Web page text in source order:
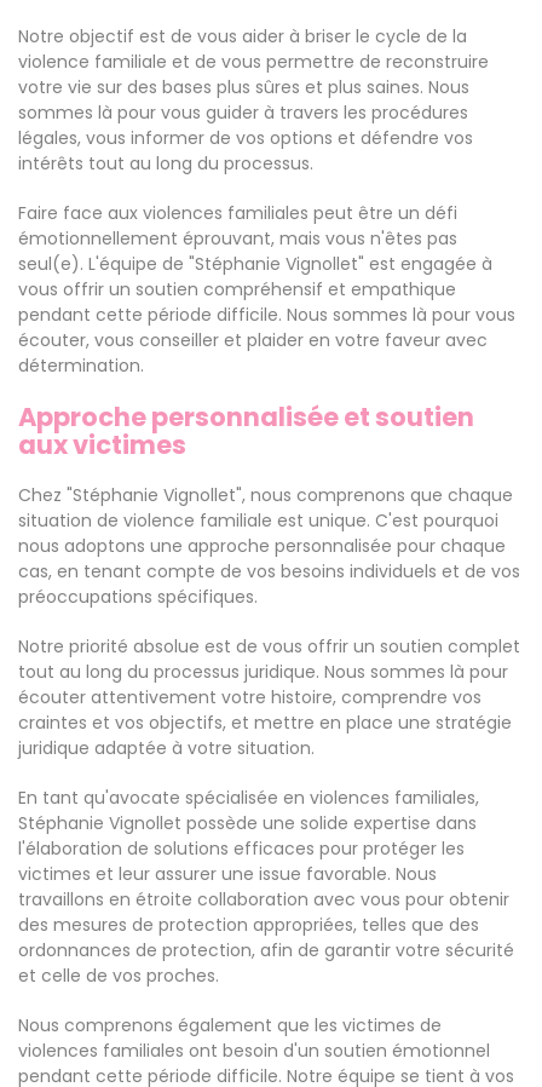
Notre objectif est de vous aider à briser le cycle de la
violence familiale et de vous permettre de reconstruire
votre vie sur des bases plus sûres et plus saines. Nous
sommes là pour vous guider à travers les procédures
légales, vous informer de vos options et défendre vos
intérêts tout au long du processus.
Faire face aux violences familiales peut être un défi
émotionnellement éprouvant, mais vous n'êtes pas
seul(e). L'équipe de "Stéphanie Vignollet" est engagée à
vous offrir un soutien compréhensif et empathique
pendant cette période difficile. Nous sommes là pour vous
écouter, vous conseiller et plaider en votre faveur avec
détermination.
Approche personnalisée et soutien
aux victimes
Chez "Stéphanie Vignollet", nous comprenons que chaque
situation de violence familiale est unique. C'est pourquoi
nous adoptons une approche personnalisée pour chaque
cas, en tenant compte de vos besoins individuels et de vos
préoccupations spécifiques.
Notre priorité absolue est de vous offrir un soutien complet
tout au long du processus juridique. Nous sommes là pour
écouter attentivement votre histoire, comprendre vos
craintes et vos objectifs, et mettre en place une stratégie
juridique adaptée à votre situation.
En tant qu'avocate spécialisée en violences familiales,
Stéphanie Vignollet possède une solide expertise dans
l'élaboration de solutions efficaces pour protéger les
victimes et leur assurer une issue favorable. Nous
travaillons en étroite collaboration avec vous pour obtenir
des mesures de protection appropriées, telles que des
ordonnances de protection, afin de garantir votre sécurité
et celle de vos proches.
Nous comprenons également que les victimes de
violences familiales ont besoin d'un soutien émotionnel
pendant cette période difficile. Notre équipe se tient à vos